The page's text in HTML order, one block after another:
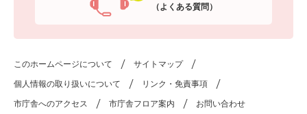
（よくある質問）
このホームページについて サイトマップ
個人情報の取り扱いについて リンク・免責事項
市庁舎へのアクセス 市庁舎フロア案内 お問い合わせ